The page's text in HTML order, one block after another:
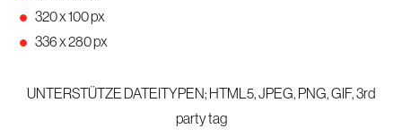
320 x 100 px
336 x 280 px
UNTERSTÜTZE DATEITYPEN; HTML5, JPEG, PNG, GIF, 3rd
party tag